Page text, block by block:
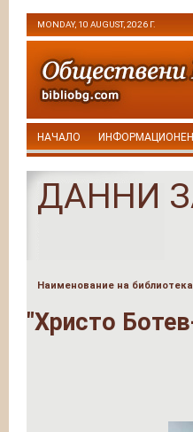
MONDAY, 10 AUGUST, 2026 Г.
НАЧАЛО
ДАННИ
Наименование на
"Христо